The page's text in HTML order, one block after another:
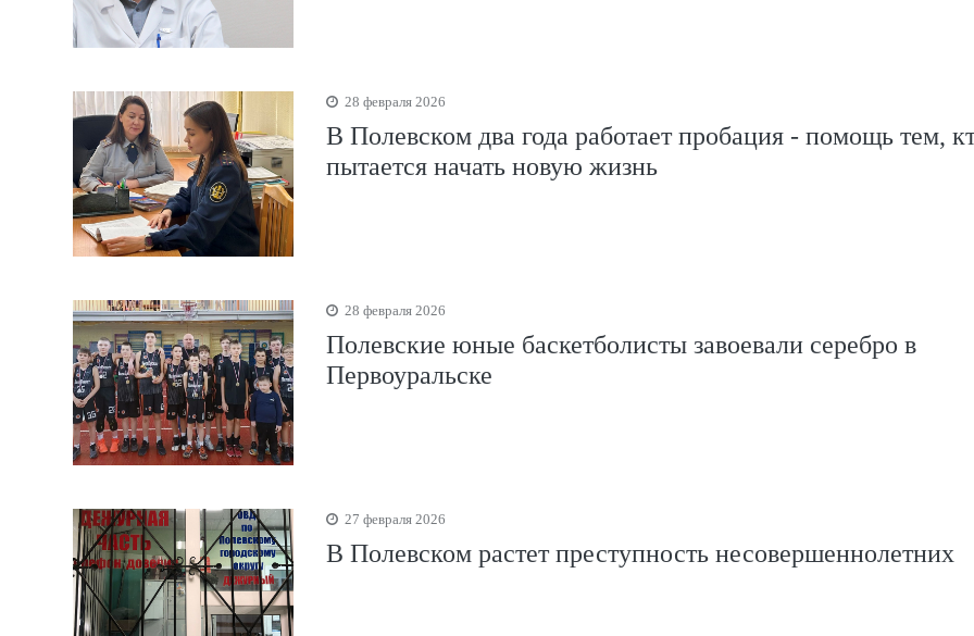
28 февраля 2026
В Полевском два года работает пробация - помощь тем,
пытается начать новую жизнь
28 февраля 2026
Полевские юные баскетболисты завоевали серебро в
Первоуральске
27 февраля 2026
В Полевском растет преступность несовершеннолетних